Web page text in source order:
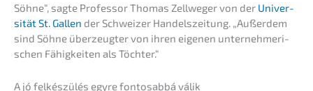
Söhne“, sagte Profes­sor Thomas Zellwe­ger von der Univer­
si­tät St. Gallen der Schwei­zer Handels­zei­tung. „Außer­dem
sind Söhne überzeug­ter von ihren eigenen unter­neh­me­ri­
schen Fähig­kei­ten als Töchter.“
A jó felkés­zülés egyre fontosab­bá válik